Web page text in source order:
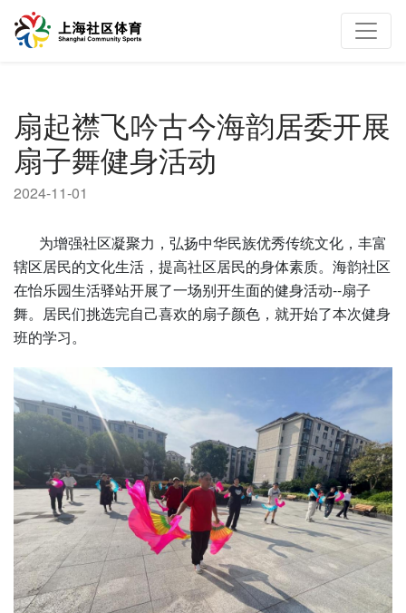
扇起襟飞吟古今海韵居委开展
扇子舞健身活动
2024-11-01
为增强社区凝聚力，弘扬中华民族优秀传统文化，丰富
辖区居民的文化生活，提高社区居民的身体素质。海韵社区
在怡乐园生活驿站开展了一场别开生面的健身活动--扇子
舞。居民们挑选完自己喜欢的扇子颜色，就开始了本次健身
班的学习。